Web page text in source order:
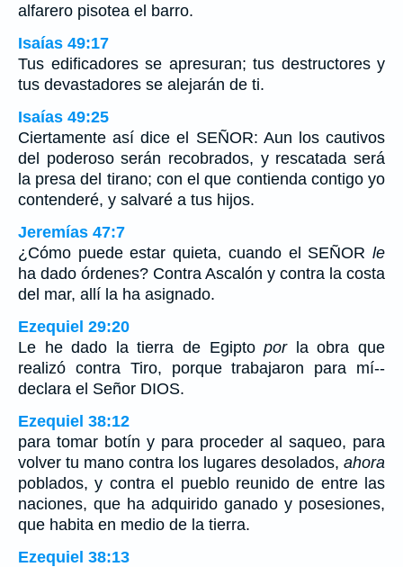
alfarero pisotea el barro.
Isaías 49:17
Tus edificadores se apresuran; tus destructores y
tus devastadores se alejarán de ti.
Isaías 49:25
Ciertamente así dice el SEÑOR: Aun los cautivos
del poderoso serán recobrados, y rescatada será
la presa del tirano; con el que contienda contigo yo
contenderé, y salvaré a tus hijos.
Jeremías 47:7
¿Cómo puede estar quieta, cuando el SEÑOR le
ha dado órdenes? Contra Ascalón y contra la costa
del mar, allí la ha asignado.
Ezequiel 29:20
Le he dado la tierra de Egiptoporla obra que
realizó contra Tiro, porque trabajaron para mí--
declara el Señor DIOS.
Ezequiel 38:12
para tomar botín y para proceder al saqueo, para
volver tu mano contra los lugares desolados, ahora
poblados, y contra el pueblo reunido de entre las
naciones, que ha adquirido ganado y posesiones,
que habita en medio de la tierra.
Ezequiel 38:13